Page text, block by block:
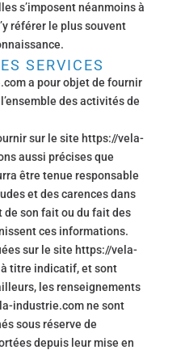
s’imposent néanmoins à
référer le plus souvent
a pour objet de fournir
des activités de
sur le site https://vela-
aussi précises que
être tenue responsable
et des carences dans
de son fait ou du fait des
ces informations.
sur le site https://vela-
titre indicatif, et sont
les renseignements
industrie.com ne sont
sous réserve de
depuis leur mise en